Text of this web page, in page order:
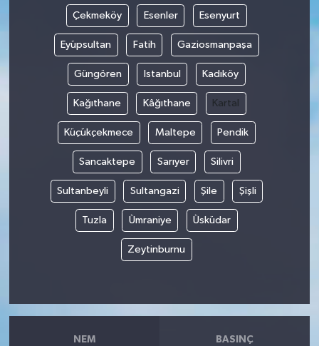
Çekmeköy Esenler Esenyurt
Eyüpsultan Fatih Gaziosmanpaşa
Güngören Istanbul Kadıköy
Kağıthane Kâğıthane Kartal
Küçükçekmece Maltepe Pendik
Sancaktepe Sarıyer Silivri
Sultanbeyli Sultangazi Şile Şişli
Tuzla Ümraniye Üsküdar
Zeytinburnu
NEM BASINÇ